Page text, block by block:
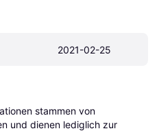
2021-02-25
stammen von
und dienen lediglich zur